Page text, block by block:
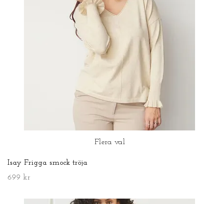
Flera val
Isay Frigga smock tröja
699 kr